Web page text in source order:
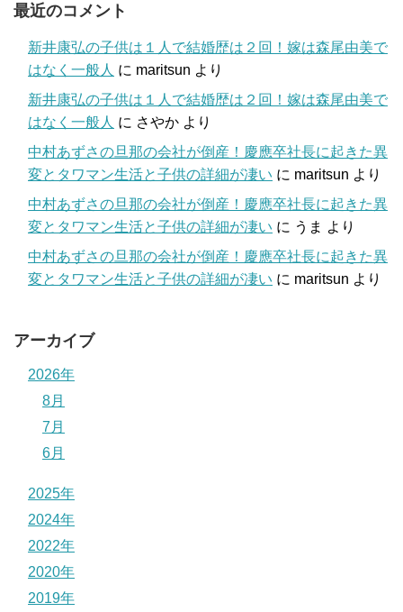
最近のコメント
新井康弘の子供は１人で結婚歴は２回！嫁は森尾由美で
はなく一般人 に maritsun より
新井康弘の子供は１人で結婚歴は２回！嫁は森尾由美で
はなく一般人 に さやか より
中村あずさの旦那の会社が倒産！慶應卒社長に起きた異
変とタワマン生活と子供の詳細が凄い に maritsun より
中村あずさの旦那の会社が倒産！慶應卒社長に起きた異
変とタワマン生活と子供の詳細が凄い に うま より
中村あずさの旦那の会社が倒産！慶應卒社長に起きた異
変とタワマン生活と子供の詳細が凄い に maritsun より
アーカイブ
2026年
8月
7月
6月
2025年
2024年
2022年
2020年
2019年